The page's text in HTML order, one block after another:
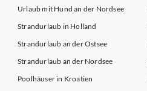
Urlaub mit Hund an der Nordsee
Strandurlaub in Holland
Strandurlaub an der Ostsee
Strandurlaub an der Nordsee
Poolhäuser in Kroatien